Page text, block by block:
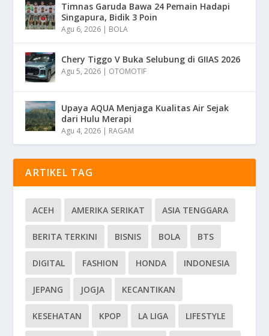
Timnas Garuda Bawa 24 Pemain Hadapi
Singapura, Bidik 3 Poin
Agu 6, 2026 | BOLA
Chery Tiggo V Buka Selubung di GIIAS 2026
Agu 5, 2026 | OTOMOTIF
Upaya AQUA Menjaga Kualitas Air Sejak
dari Hulu Merapi
Agu 4, 2026 | RAGAM
ARTIKEL TAG
ACEH AMERIKA SERIKAT ASIA TENGGARA
BERITA TERKINI BISNIS BOLA BTS
DIGITAL FASHION HONDA INDONESIA
JEPANG JOGJA KECANTIKAN
KESEHATAN KPOP LA LIGA LIFESTYLE